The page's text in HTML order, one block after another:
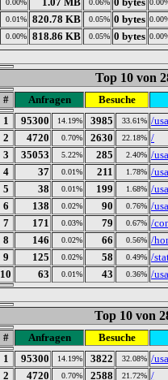
0.00% 0.06%
0.01% 820.78 KB 0.05% 0 bytes
0.00% 818.86 KB 0.05% 0 bytes
Top 10 von
# Anfragen
Besuche
1
95300 14.19% 3985 33.61% /
2
4720 0.70% 2630 22.18% /
3
35053 5.22% 285 2.40% /
4
37 0.01% 211 1.78% /
5
38 0.01% 199 1.68% /
6
138 0.02% 90 0.76% /
7
171 0.03% 79 0.67% /
8
146 0.02% 66 0.56% /
9
125 0.02% 58 0.49% /
10
63 0.01% 43 0.36% /
Top 10 von
# Anfragen
Besuche
1
95300 14.19% 3822 32.08% /
2
4720 0.70% 2588 21.72% /